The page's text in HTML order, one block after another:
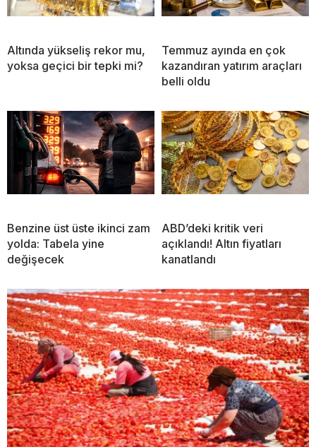
Altında yükseliş rekor mu,
yoksa geçici bir tepki mi?
Temmuz ayında en çok
kazandıran yatırım araçları
belli oldu
Benzine üst üste ikinci zam
yolda: Tabela yine
değişecek
ABD’deki kritik veri
açıklandı! Altın fiyatları
kanatlandı